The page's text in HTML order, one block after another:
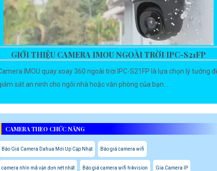
GIỚI THIỆU CAMERA IMOU NGOÀI TRỜI IPC-S21FP
IMOU quay xoay 360 ngoài trời IPC-S21FP là lựa chọn lý tưởng
sát an ninh cho ngôi nhà hoặc văn phòng của bạn. . .
CAMERA THEO CHỨC NĂNG
Báo Giá Camera Dahua Mới Up Cập Nhật Báo giá camera wifi
camera nhìn mã vận đơn nét nhất Báo giá camera wifi hikvision Gía Camera IP